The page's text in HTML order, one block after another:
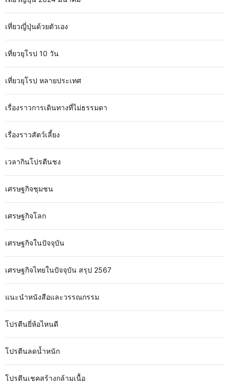
เที่ยวญี่ปุ่นด้วยตัวเอง
เที่ยวยุโรป 10 วัน
เที่ยวยุโรป หลายประเทศ
เรื่องราวการเดินทางที่ไม่ธรรมดา
เรื่องราวสัตว์เลี้ยง
เวลากินโปรตีนชง
เศรษฐกิจชุมชน
เศรษฐกิจโลก
เศรษฐกิจในปัจจุบัน
เศรษฐกิจไทยในปัจจุบัน สรุป 2567
แนะนำหนังสือและวรรณกรรม
โปรตีนยี่ห้อไหนดี
โปรตีนลดน้ำหนัก
โปรตีนเชคสร้างกล้ามเนื้อ